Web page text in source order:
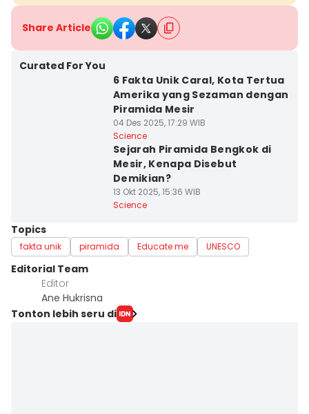
Share Article
Curated For You
6 Fakta Unik Caral, Kota Tertua
Amerika yang Sezaman dengan
Piramida Mesir
04 Des 2025, 17:29 WIB
Science
Sejarah Piramida Bengkok di
Mesir, Kenapa Disebut
Demikian?
13 Okt 2025, 15:36 WIB
Science
Topics
fakta unik piramida Educate me UNESCO
Editorial Team
Editor
Ane Hukrisna
Tonton lebih seru di